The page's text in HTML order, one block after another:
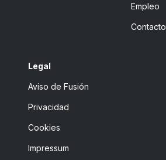
Empleo
Contacto
Legal
Aviso de Fusión
Privacidad
Cookies
Impressum